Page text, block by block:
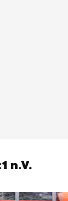
n.V.